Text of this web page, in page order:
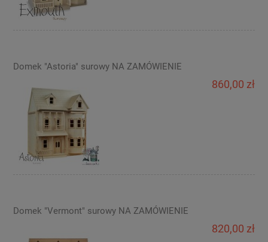
Domek "Astoria" surowy NA ZAMÓWIENIE
860,00 zł
Domek "Vermont" surowy NA ZAMÓWIENIE
820,00 zł